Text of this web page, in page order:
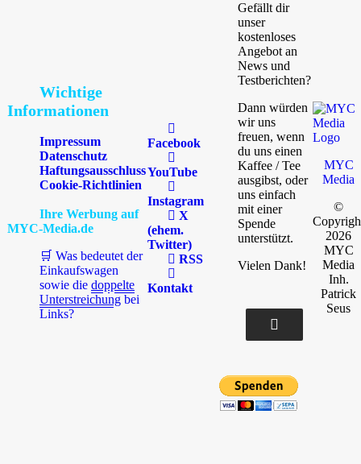
Wichtige
Informationen
Impressum
Datenschutz
Haftungsausschluss
Cookie-Richtlinien
Ihre Werbung auf
MYC-Media.de
🛒 Was bedeutet der
Einkaufswagen
sowie die doppelte
Unterstreichung bei
Links?
Facebook
YouTube
Instagram
X
(ehem.
Twitter)
RSS
Kontakt
Gefällt dir
unser
kostenloses
Angebot an
News und
Testberichten?
Dann würden
wir uns
freuen, wenn
du uns einen
Kaffee / Tee
ausgibst, oder
uns einfach
mit einer
Spende
unterstützt.
Vielen Dank!
MYC
Media
©
2026
MYC
Media
Inh.
Patrick
Seus